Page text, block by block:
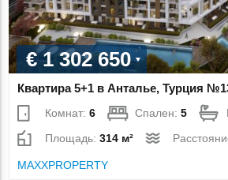
€ 1 302 650
Квартира 5+1 в Анталье, Турция
Комнат:6 Спален:5
Площадь:314 м²
MAXXPROPERTY